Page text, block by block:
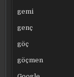
gemi
genç
göç
göçmen